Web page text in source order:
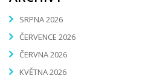
SRPNA 2026
ČERVENCE 2026
ČERVNA 2026
KVĚTNA 2026